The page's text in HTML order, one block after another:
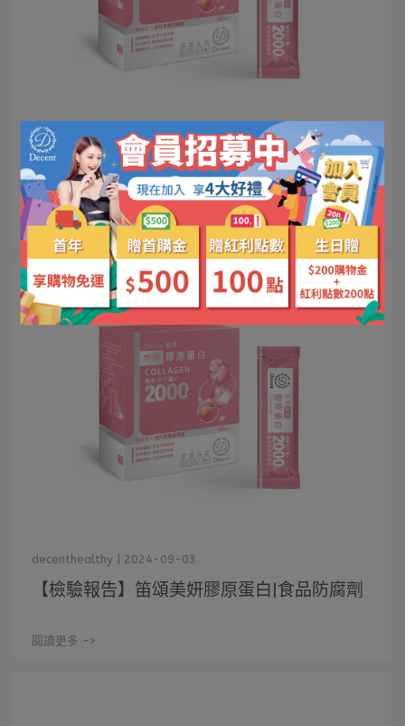
【檢驗報告】笛頌美妍膠原蛋白|砷
decenthealthy | 2024-09-03
閱讀更多 ->
【檢驗報告】笛頌美妍膠原蛋白|食品防腐劑
decenthealthy | 2024-09-03
閱讀更多 ->